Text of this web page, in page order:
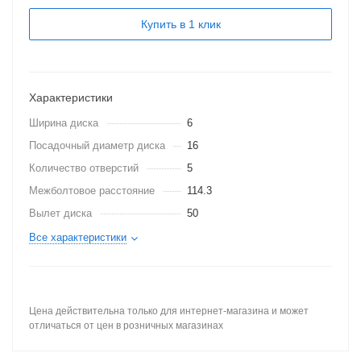
Купить в 1 клик
Характеристики
Ширина диска
6
Посадочный диаметр диска
16
Количество отверстий
5
Межболтовое расстояние
114.3
Вылет диска
50
Все характеристики
Цена действительна только для интернет-магазина и может
отличаться от цен в розничных магазинах